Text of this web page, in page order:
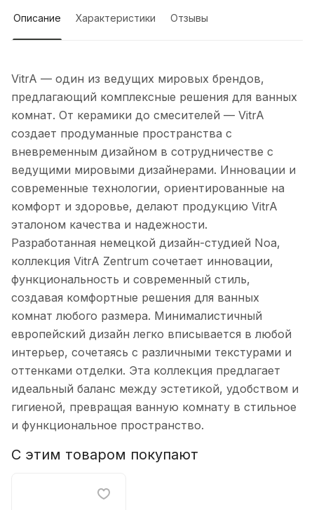
Описание Характеристики Отзывы
VitrA — один из ведущих мировых брендов,
предлагающий комплексные решения для ванных
комнат. От керамики до смесителей — VitrA
создает продуманные пространства с
вневременным дизайном в сотрудничестве с
ведущими мировыми дизайнерами. Инновации и
современные технологии, ориентированные на
комфорт и здоровье, делают продукцию VitrA
эталоном качества и надежности.
Разработанная немецкой дизайн-студией Noa,
коллекция VitrA Zentrum сочетает инновации,
функциональность и современный стиль,
создавая комфортные решения для ванных
комнат любого размера. Минималистичный
европейский дизайн легко вписывается в любой
интерьер, сочетаясь с различными текстурами и
оттенками отделки. Эта коллекция предлагает
идеальный баланс между эстетикой, удобством и
гигиеной, превращая ванную комнату в стильное
и функциональное пространство.
С этим товаром покупают